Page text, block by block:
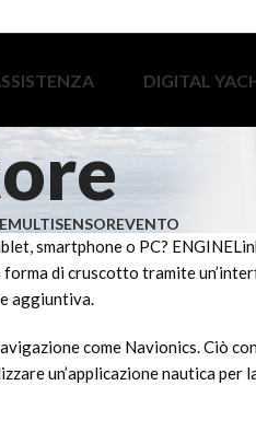
DIGITAL
MULTISENSOREVENTO
smartphone o PC?
di cruscotto tramite
aggiuntiva.
come Navionics. Ciò
un’applicazione nautica per